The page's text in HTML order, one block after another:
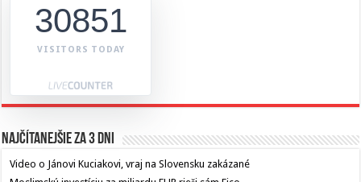
30851
VISITORS TODAY
Najčítanejšie za 3 dni
Video o Jánovi Kuciakovi, vraj na Slovensku zakázané